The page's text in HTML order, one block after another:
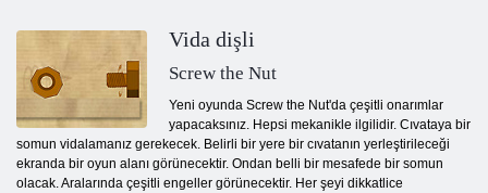
Vida dişli
Screw the Nut
Yeni oyunda Screw the Nut'da çeşitli onarımlar
yapacaksınız. Hepsi mekanikle ilgilidir. Cıvataya bir
somun vidalamanız gerekecek. Belirli bir yere bir cıvatanın yerleştirileceği
ekranda bir oyun alanı görünecektir. Ondan belli bir mesafede bir somun
olacak. Aralarında çeşitli engeller görünecektir. Her şeyi dikkatlice